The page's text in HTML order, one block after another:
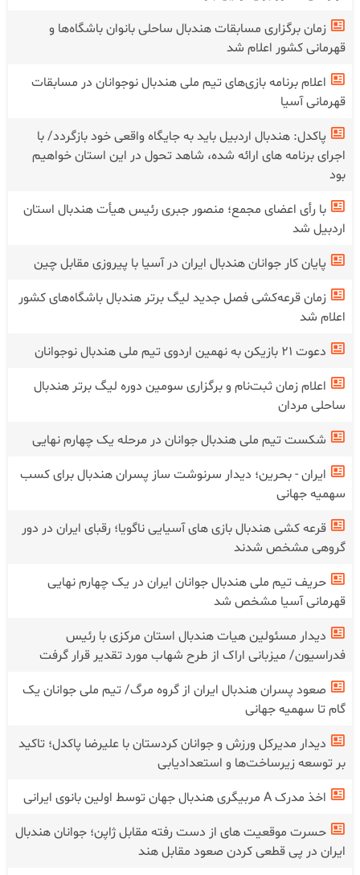
زمان برگزاری مسابقات هندبال ساحلی بانوان باشگاه‌ها و
قهرمانی کشور اعلام شد
اعلام برنامه بازی‌های تیم ملی هندبال نوجوانان در مسابقات
قهرمانی آسیا
پاکدل: هندبال اردبیل باید به جایگاه واقعی خود بازگردد/ با
اجرای برنامه های ارائه شده، شاهد تحول در این استان خواهیم
بود
با رأی اعضای مجمع؛ منصور جبری رئیس هیأت هندبال استان
اردبیل شد
پایان کار جوانان هندبال ایران در آسیا با پیروزی مقابل چین
زمان قرعه‌کشی فصل جدید لیگ برتر هندبال باشگاه‌های کشور
اعلام شد
دعوت ۲۱ بازیکن به نهمین اردوی تیم ملی هندبال نوجوانان
اعلام زمان ثبت‌نام و برگزاری سومین دوره لیگ برتر هندبال
ساحلی مردان
شکست تیم ملی هندبال جوانان در‌ مرحله یک چهارم نهایی
ایران - بحرین؛ دیدار سرنوشت ساز پسران هندبال برای کسب
سهمیه جهانی
قرعه کشی هندبال بازی های آسیایی ناگویا؛ رقبای ایران در دور
گروهی مشخص شدند
حریف تیم ملی هندبال جوانان ایران در یک چهارم نهایی
قهرمانی آسیا مشخص شد
دیدار مسئولین هیات هندبال استان مرکزی با رئیس
فدراسیون/ میزبانی اراک از طرح شهاب مورد تقدیر قرار گرفت
صعود پسران هندبال ایران از گروه مرگ/ تیم ملی جوانان یک
گام تا سهمیه جهانی
دیدار مدیرکل ورزش و جوانان کردستان با علیرضا پاکدل؛ تاکید
بر توسعه زیرساخت‌ها و استعدادیابی
اخذ مدرک A مربیگری هندبال جهان توسط اولین بانوی ایرانی
حسرت موقعیت های از دست رفته مقابل ژاپن؛ جوانان هندبال
ایران در پی قطعی کردن صعود مقابل هند